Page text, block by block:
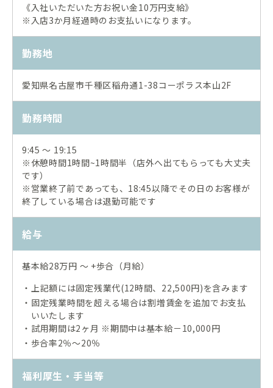
《入社いただいた方お祝い金10万円支給》
※入店3か月経過時のお支払いになります。
勤務地
愛知県名古屋市千種区稲舟通1-38コーポラス本山2F
勤務時間
9:45 ～ 19:15
※休憩時間1時間~1時間半（店外へ出てもらっても大丈夫
です）
※営業終了前であっても、18:45以降でその日のお客様が
終了している場合は退勤可能です
給与
基本給28万円 ～ +歩合（月給）
・ 上記額には固定残業代(12時間、22,500円)を含みます
・ 固定残業時間を超える場合は割増賃金を追加でお支払
いいたします
・ 試用期間は2ヶ月 ※期間中は基本給－10,000円
・歩合率2％～20％
福利厚生・手当等